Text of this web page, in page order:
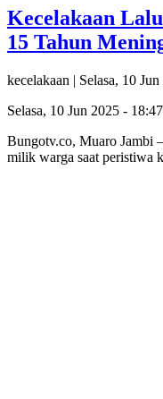
Kecelakaan
15 Tahun
kecelakaan | Selasa, 10
Selasa, 10 Jun 2025 -
Bungotv.co, Muaro Jambi
milik warga saat peristiwa